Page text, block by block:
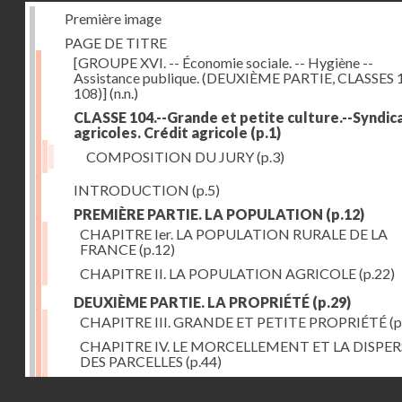
Première image
PAGE DE TITRE
[GROUPE XVI. -- Économie sociale. -- Hygiène --
Assistance publique. (DEUXIÈME PARTIE, CLASSES
108)](n.n.)
CLASSE 104.--Grande et petite culture.--
agricoles. Crédit agricole (p.1)
COMPOSITION DU JURY(p.3)
INTRODUCTION (p.5)
PREMIÈRE PARTIE. LA POPULATION (p.12)
CHAPITRE Ier. LA POPULATION RURALE DE LA
FRANCE(p.12)
CHAPITRE II. LA POPULATION AGRICOLE(p.22)
DEUXIÈME PARTIE. LA PROPRIÉTÉ (p.29)
CHAPITRE III. GRANDE ET PETITE PROPRIÉTÉ
CHAPITRE IV. LE MORCELLEMENT ET LA
DES PARCELLES (p.44)